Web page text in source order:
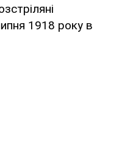
1918 року в